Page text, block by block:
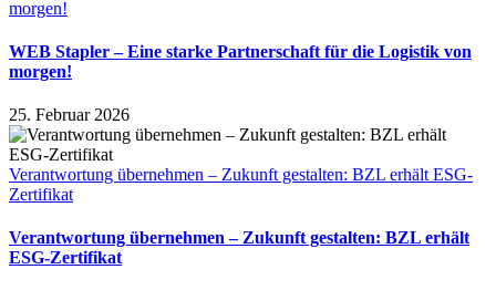
morgen!
WEB Stapler – Eine starke Partnerschaft für die Logistik von
morgen!
25. Februar 2026
Verantwortung übernehmen – Zukunft gestalten: BZL erhält ESG-
Zertifikat
Verantwortung übernehmen – Zukunft gestalten: BZL erhält
ESG-Zertifikat